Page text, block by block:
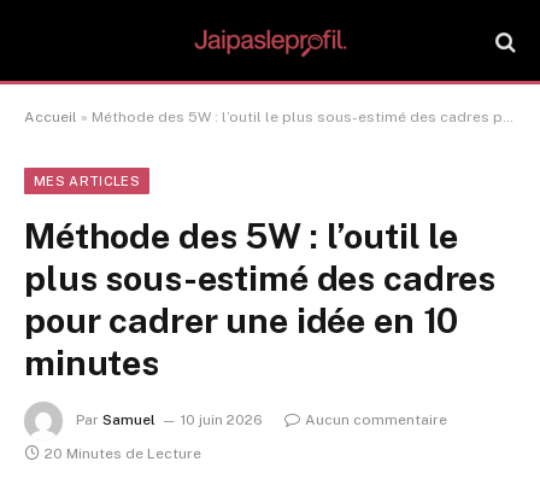
Accueil » Méthode des 5W : l’outil le plus sous-estimé des cadres pour cadrer une idée en 10 minutes
MES ARTICLES
Méthode des 5W : l’outil le
plus sous-estimé des cadres
pour cadrer une idée en 10
minutes
Par Samuel 10 juin 2026
Aucun commentaire
20 Minutes de Lecture